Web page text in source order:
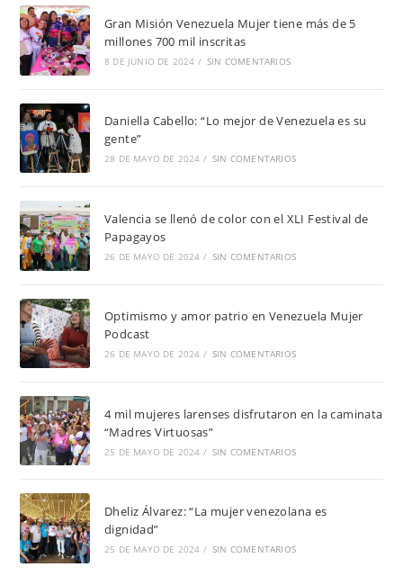
Gran Misión Venezuela Mujer tiene más de 5
millones 700 mil inscritas
8 DE JUNIO DE 2024 / SIN COMENTARIOS
Daniella Cabello: “Lo mejor de Venezuela es su
gente”
28 DE MAYO DE 2024 / SIN COMENTARIOS
Valencia se llenó de color con el XLI Festival de
Papagayos
26 DE MAYO DE 2024 / SIN COMENTARIOS
Optimismo y amor patrio en Venezuela Mujer
Podcast
26 DE MAYO DE 2024 / SIN COMENTARIOS
4 mil mujeres larenses disfrutaron en la caminata
“Madres Virtuosas”
25 DE MAYO DE 2024 / SIN COMENTARIOS
Dheliz Álvarez: “La mujer venezolana es
dignidad”
25 DE MAYO DE 2024 / SIN COMENTARIOS